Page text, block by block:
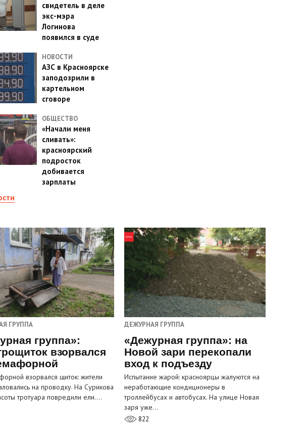
свидетель в деле
экс-мэра
Логинова
появился в суде
НОВОСТИ
АЗС в Красноярске
заподозрили в
картельном
сговоре
ОБЩЕСТВО
«Начали меня
сливать»:
красноярский
подросток
добивается
зарплаты
ГРУППА
группа»:
взорвался
взорвался щиток: жители
на проводку. На Сурикова
тротуара повредили ели.…
ДЕЖУРНАЯ ГРУППА
«Дежурная группа»: на
Новой зари перекопали
вход к подъезду
Испытание жарой: красноярцы жалуются на
неработающие кондиционеры в
троллейбусах и автобусах. На улице Новая
заря уже…
822